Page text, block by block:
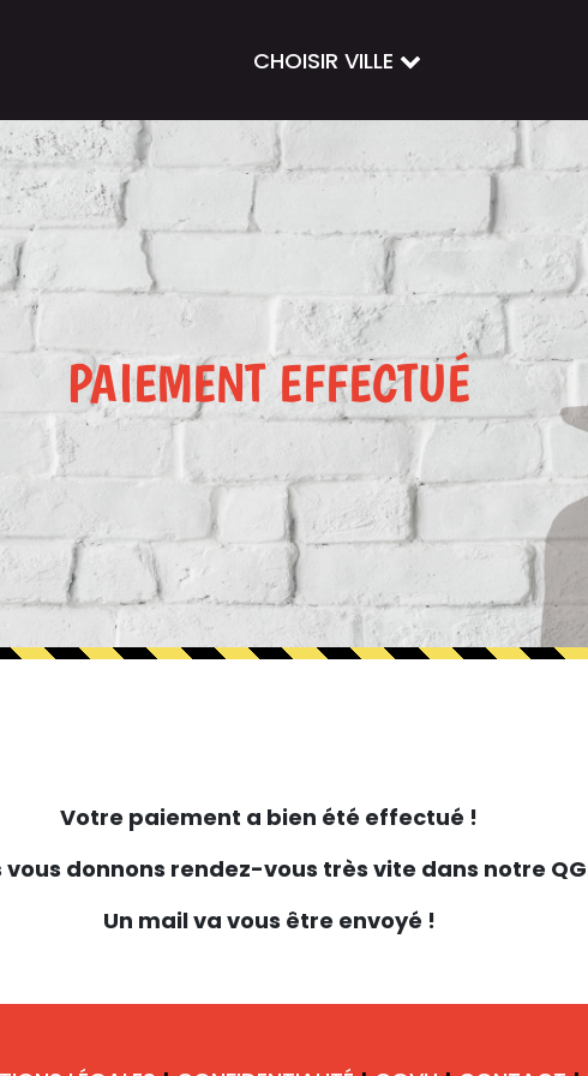
CHOISIR VILLE
PAIEMENT EFFECTUÉ
Votre paiement a bien été effectué !
vous donnons rendez-vous très vite dans notre
Un mail va vous être envoyé !